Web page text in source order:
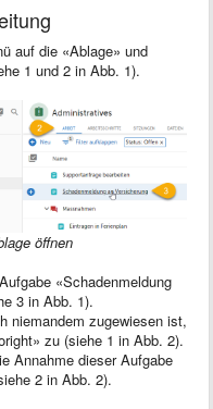
auf die «Ablage» und
1 und 2 in Abb. 1).
öffnen
«Schadenmeldung
3 in Abb. 1).
niemandem zugewiesen ist,
zu (siehe 1 in Abb. 2).
Annahme dieser Aufgabe
2 in Abb. 2).